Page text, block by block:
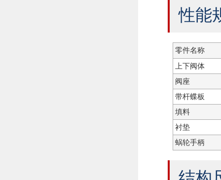
性能
零件名称
上下阀体
阀座
带杆蝶板
填料
衬垫
蜗轮手柄